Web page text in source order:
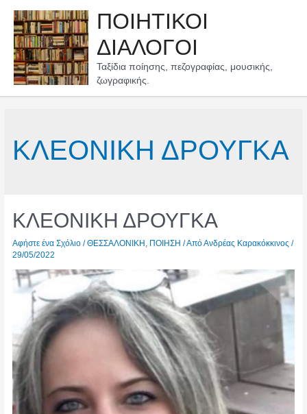
περιεχόμενο
ΠΟΙΗΤΙΚΟΙ
ΔΙΑΛΟΓΟΙ
Ταξίδια ποίησης, πεζογραφίας, μουσικής,
ζωγραφικής.
ΚΛΕΟΝΙΚΗ ΔΡΟΥΓΚΑ
ΚΛΕΟΝΙΚΗ ΔΡΟΥΓΚΑ
Αφήστε ένα Σχόλιο /ΘΕΣΣΑΛΟΝΙΚΗ, ΠΟΙΗΣΗ / ΑπόΑνδρέας Καρακόκκινος /
29/05/2022